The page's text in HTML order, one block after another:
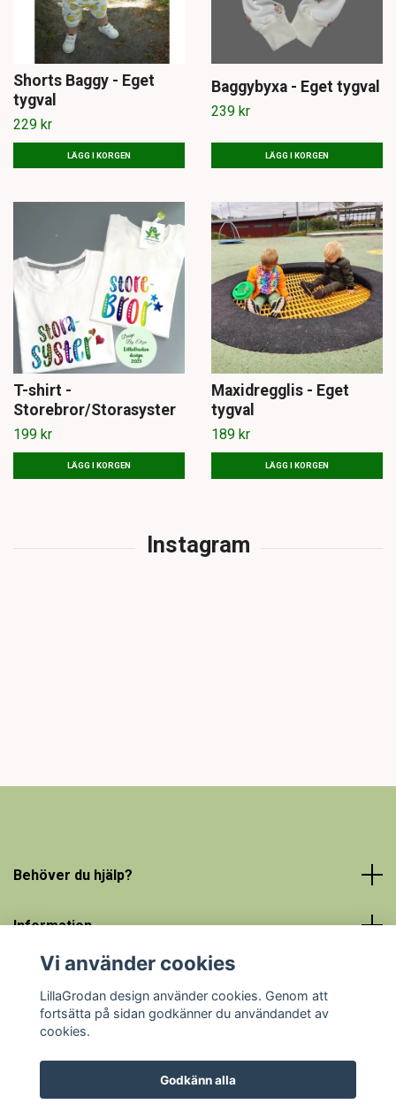
Shorts Baggy - Eget
tygval
229 kr
LÄGG I KORGEN
Baggybyxa - Eget tygval
239 kr
LÄGG I KORGEN
T-shirt -
Storebror/Storasyster
199 kr
LÄGG I KORGEN
Maxidregglis - Eget
tygval
189 kr
LÄGG I KORGEN
Behöver du hjälp?
Information
Sociala medier
© 2026 LillaGrodan design - färgglada barnkläder på nätet
Vi använder cookies
LillaGrodan design använder cookies. Genom att
fortsätta på sidan godkänner du användandet av
cookies.
Godkänn alla